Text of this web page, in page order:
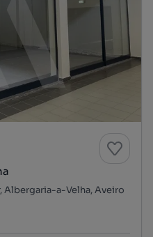
Albergaria-a-Velha, Aveiro